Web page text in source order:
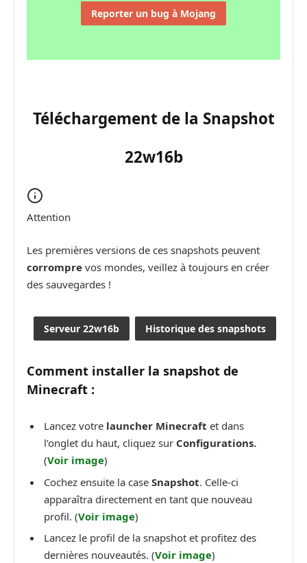
Reporter un bug à Mojang
Téléchargement de la Snapshot
22w16b
Attention
Les premières versions de ces snapshots peuvent
corrompre vos mondes, veillez à toujours en créer
des sauvegardes !
Serveur 22w16b Historique des snapshots
Comment installer la snapshot de
Minecraft :
Lancez votre launcher Minecraft et dans
l’onglet du haut, cliquez sur Configurations.
(Voir image)
Cochez ensuite la case Snapshot. Celle-ci
apparaîtra directement en tant que nouveau
profil. (Voir image)
Lancez le profil de la snapshot et profitez des
dernières nouveautés. (Voir image)